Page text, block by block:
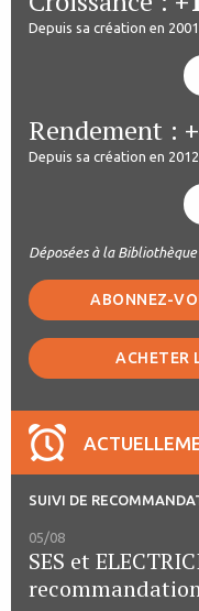
Depuis sa création en 2001
Rendement :
Depuis sa création en 2012
Déposées à la
ABONNEZ-
ACHETER
SUIVI DE
05/08
SES et